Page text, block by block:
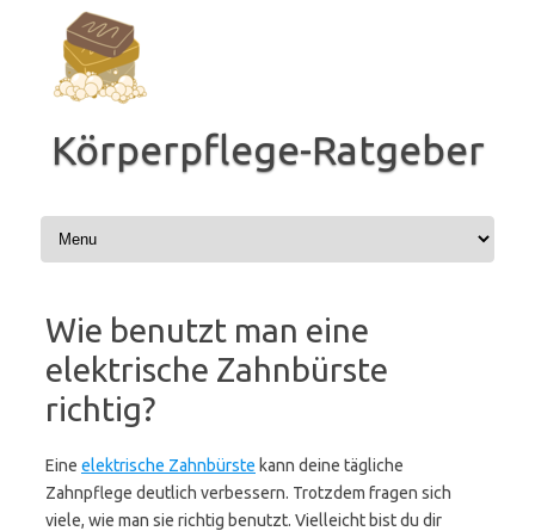
Inhalt
springen
Körperpflege-Ratgeber
Wie benutzt man eine
elektrische Zahnbürste
richtig?
Eine elektrische Zahnbürste kann deine tägliche
Zahnpflege deutlich verbessern. Trotzdem fragen sich
viele, wie man sie richtig benutzt. Vielleicht bist du dir